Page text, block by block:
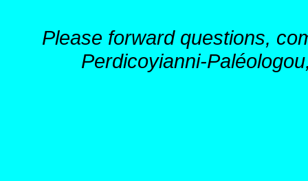
Please forward questions,
Perdicoyianni-